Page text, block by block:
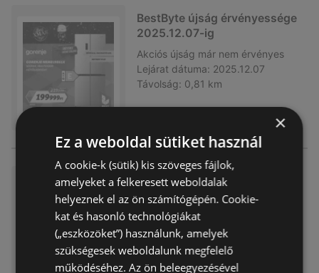
BestByte újság érvényessége
2025.12.07-ig
Akciós újság már nem érvényes
Lejárat dátuma: 2025.12.07
Távolság: 0,81 km
BestByte újság érvényessége
2025.11.30-ig
Akciós újság már nem érvényes
Lejárat dátuma: 2025.11.30
Távolság:
0,81 km
×
Ez a weboldal sütiket használ
A cookie-k (sütik) kis szöveges fájlok,
amelyeket a felkeresett weboldalak
helyeznek el az ön számítógépén. Cookie-
kat és hasonló technológiákat
(„eszközöket”) használunk, amelyek
szükségesek weboldalunk megfelelő
működéséhez. Az ön beleegyezésével